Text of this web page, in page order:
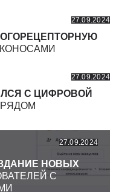
27.09.2024
27.09.2024
С ЦИФРОВОЙ
27.09.2024
НОВЫХ
С